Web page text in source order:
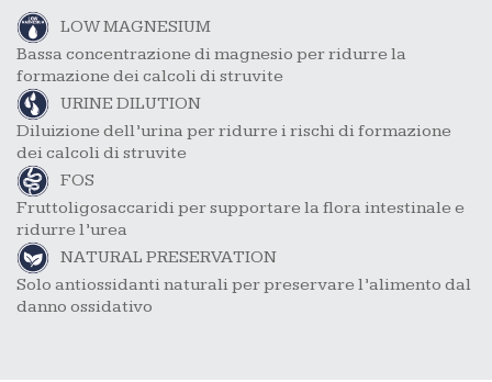
LOW MAGNESIUM
Bassa concentrazione di magnesio per ridurre la
formazione dei calcoli di struvite
URINE DILUTION
Diluizione dell’urina per ridurre i rischi di formazione
dei calcoli di struvite
FOS
Fruttoligosaccaridi per supportare la flora intestinale e
ridurre l’urea
NATURAL PRESERVATION
Solo antiossidanti naturali per preservare l’alimento dal
danno ossidativo